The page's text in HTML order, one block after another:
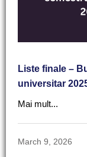
Liste finale –
universitar
Mai mult...
March 9, 2026